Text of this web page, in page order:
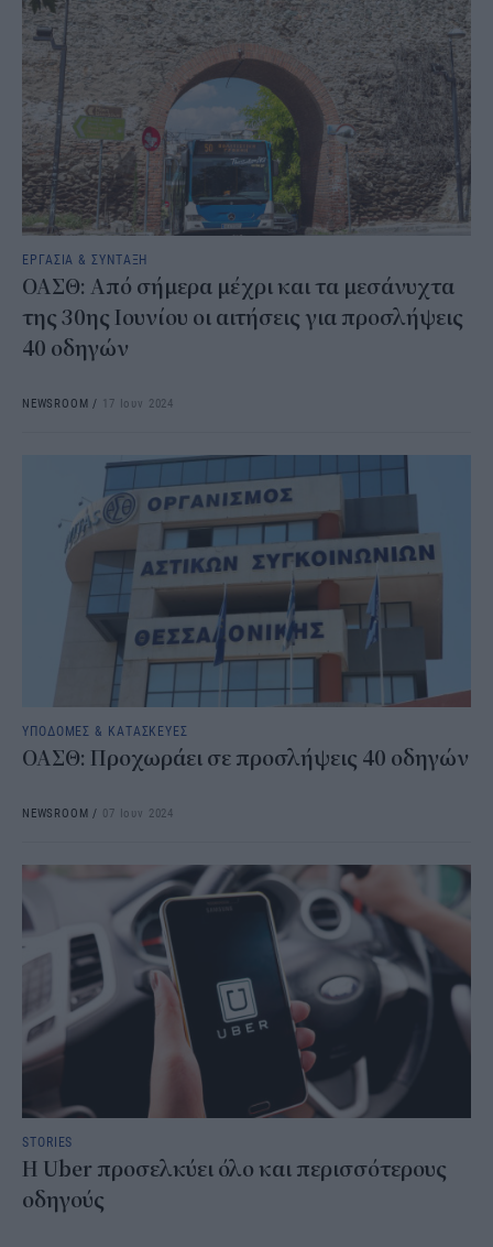
ΕΡΓΑΣΙΑ & ΣΥΝΤΑΞΗ
ΟΑΣΘ: Από σήμερα μέχρι και τα μεσάνυχτα
της 30ης Ιουνίου οι αιτήσεις για προσλήψεις
40 οδηγών
NEWSROOM / 17 Ιουν 2024
ΥΠΟΔΟΜΕΣ & ΚΑΤΑΣΚΕΥΕΣ
ΟΑΣΘ: Προχωράει σε προσλήψεις 40 οδηγών
NEWSROOM / 07 Ιουν 2024
STORIES
Η Uber προσελκύει όλο και περισσότερους
οδηγούς